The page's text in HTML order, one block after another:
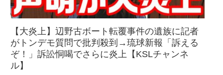
【大炎上】辺野古ボート転覆事件の遺族に記者
がトンデモ質問で批判殺到→琉球新報「訴える
ぞ！」訴訟恫喝でさらに炎上【KSLチャンネ
ル】